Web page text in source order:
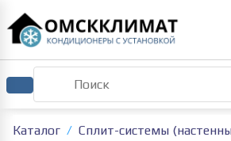
Каталог
Сплит-системы